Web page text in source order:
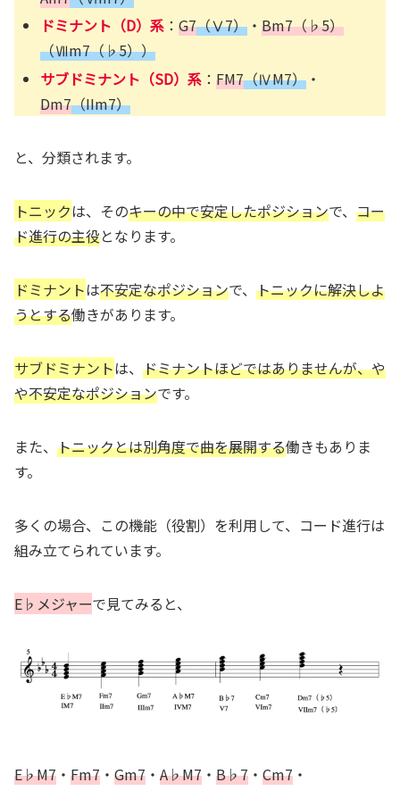
ドミナント（D）系 ：G7（Ⅴ7） ・Bm7（♭5）
（Ⅶm7（♭5））
サブドミナント（SD）系 ：FM7（ⅣM7） ・
Dm7（IIm7）
と、分類されます。
トニックは、そのキーの中で安定したポジションで、 コー
ド進行の主役となります。
ドミナントは不安定なポジションで、 トニックに解決しよ
うとする働きがあります。
サブドミナントは、 ドミナントほどではありませんが、や
や不安定なポジションです。
また、 トニックとは別角度で曲を展開する働きもありま
す。
多くの場合、この機能（役割）を利用して、コード進行は
組み立てられています。
E♭メジャーで見てみると、
E♭M7 ・ Fm7 ・ Gm7 ・ A♭M7 ・ B♭7 ・ Cm7 ・